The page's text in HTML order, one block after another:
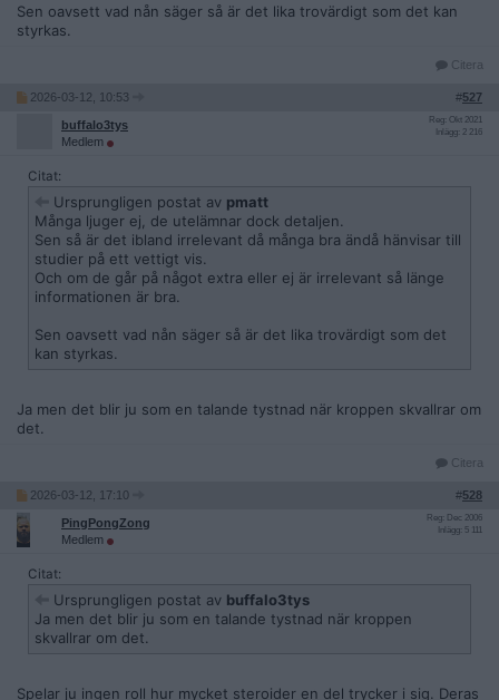
Sen oavsett vad nån säger så är det lika trovärdigt som det kan
styrkas.
Citera
2026-03-12, 10:53 #527
buffalo3tys
Medlem
Reg: Okt 2021
Inlägg: 2 216
Citat:
Ursprungligen postat av pmatt
Många ljuger ej, de utelämnar dock detaljen.
Sen så är det ibland irrelevant då många bra ändå hänvisar till
studier på ett vettigt vis.
Och om de går på något extra eller ej är irrelevant så länge
informationen är bra.
Sen oavsett vad nån säger så är det lika trovärdigt som det
kan styrkas.
Ja men det blir ju som en talande tystnad när kroppen skvallrar om
det.
Citera
2026-03-12, 17:10 #528
PingPongZong
Medlem
Reg: Dec 2006
Inlägg: 5 111
Citat:
Ursprungligen postat av buffalo3tys
Ja men det blir ju som en talande tystnad när kroppen
skvallrar om det.
Spelar ju ingen roll hur mycket steroider en del trycker i sig. Deras